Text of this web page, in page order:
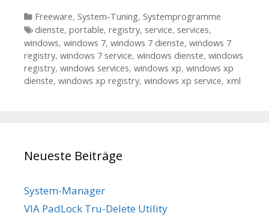
Kategorien
Freeware, System-Tuning, Systemprogramme
Tags
dienste, portable, registry, service, services,
windows, windows 7, windows 7 dienste, windows 7
registry, windows 7 service, windows dienste, windows
registry, windows services, windows xp, windows xp
dienste, windows xp registry, windows xp service, xml
Neueste Beiträge
System-Manager
VIA PadLock Tru-Delete Utility